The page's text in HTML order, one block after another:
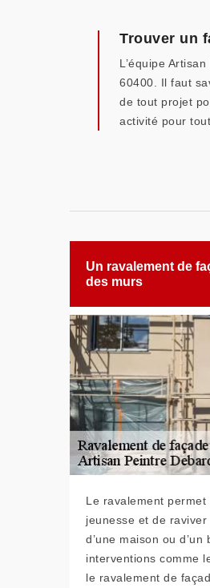
Trouver un
L’équipe
60400. Il faut
de tout projet
activité pour
Un ravalement de
des murs
Le ravalement
jeunesse et de
d’une maison ou
interventions comme
le ravalement de